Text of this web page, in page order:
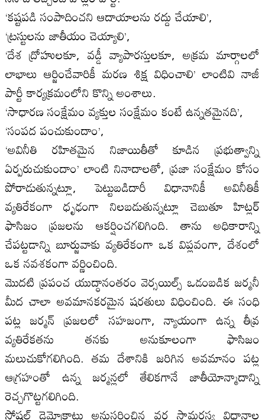
‘కష్టపడి సంపాదించని ఆదాయాలను రద్దు చేయాలి’,
‘ట్రస్టులను జాతీయం చెయ్యాలి’,
‘దేశ ద్రోహులకూ, వడ్డీ వ్యాపారస్తులకూ, అక్రమ మార్గాలలో
లాభాలు ఆర్జించేవారికీ మరణ శిక్ష విధించాలి’ లాంటివి నాజీ
పార్టీ కార్యక్రమంలోని కొన్ని అంశాలు.
‘సాధారణ సంక్షేమం వ్యక్తుల సంక్షేమం కంటే ఉన్నతమైనది’,
‘సంపద పంచుకుందాం’,
‘అవినీతి రహితమైన నిజాయితీతో కూడిన ప్రభుత్వాన్ని
ఏర్పరుచుకుందాం’ లాంటి నినాదాలతో, ప్రజా సంక్షేమం కోసం
పోరాడుతున్నట్లూ, పెట్టుబడిదారీ విధానానికీ అవినీతికీ
వ్యతిరేకంగా ధృఢంగా నిలబడుతున్నట్లూ చెబుతూ హిట్లర్
ఫాసిజం ప్రజలను ఆకర్షించగలిగింది. తాను అధికారాన్ని
చేపట్టడాన్ని బూర్జువాకు వ్యతిరేకంగా ఒక విప్లవంగా, దేశంలో
ఒక నవశకంగా వర్ణించింది.
మొదటి ప్రపంచ యుద్ధానంతరం వెర్సయిల్స్ ఒడంబడిక జర్మనీ
మీద చాలా అవమానకరమైన షరతులు విధించింది. ఈ సంధి
పట్ల జర్మన్ ప్రజలలో సహజంగా, న్యాయంగా ఉన్న తీవ్ర
వ్యతిరేకతను తనకు అనుకూలంగా ఫాసిజం
మలుచుకోగలిగింది. తమ దేశానికి జరిగిన అవమానం పట్ల
ఆగ్రహంతో ఉన్న జర్మన్లలో తేలికగానే జాతీయోన్మాదాన్ని
రెచ్చగొట్టగలిగింది.
సోషల్ డెమోక్రాట్లు అనుసరించిన వర్గ సామరస్య విధానాల